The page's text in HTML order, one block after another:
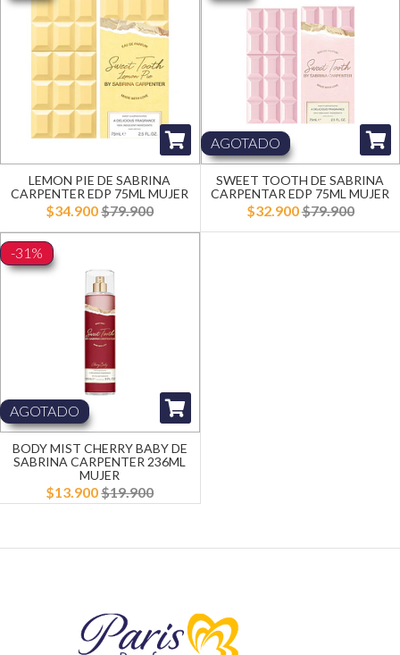
LEMON PIE DE SABRINA
CARPENTER EDP 75ML MUJER
$34.900$79.900
AGOTADO
SWEET TOOTH DE SABRINA
CARPENTAR EDP 75ML MUJER
$32.900$79.900
-31%
AGOTADO
BODY MIST CHERRY BABY DE
SABRINA CARPENTER 236ML
MUJER
$13.900$19.900